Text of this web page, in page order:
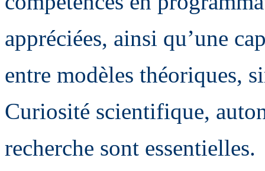
appréciées, ainsi qu’une
entre modèles théoriques,
Curiosité scientifique,
recherche sont essentielles.